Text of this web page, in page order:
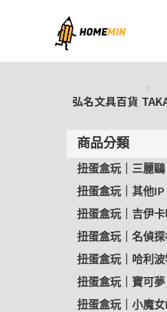
弘名文具百貨
弘名文具百貨
商品分類
扭蛋盒玩｜三麗鷗
扭蛋盒玩｜其他IP
扭蛋盒玩｜吉伊卡
扭蛋盒玩｜名偵探
扭蛋盒玩｜哈利波
扭蛋盒玩｜寶可夢
扭蛋盒玩｜小魔女